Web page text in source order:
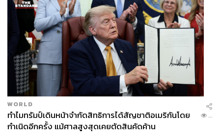
WORLD
ทำไมทรัมป์เดินหน้าจำกัดสิทธิการได้สัญชาติอเมริกันโดย
กำเนิดอีกครั้ง แม้ศาลสูงสุดเคยตัดสินคัดค้าน
...